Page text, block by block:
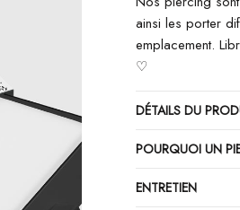
ainsi les porter
emplacement.
♡
DÉTAILS DU
POURQUOI UN
ENTRETIEN